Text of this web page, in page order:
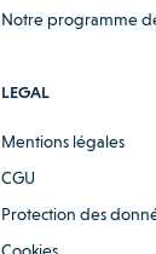
Notre programme
LEGAL
Mentions légales
CGU
Protection des